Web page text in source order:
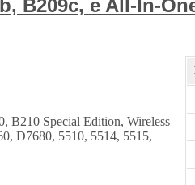
B209c, e All-In-
B210 Special Edition, Wireless
D7680, 5510, 5514, 5515,